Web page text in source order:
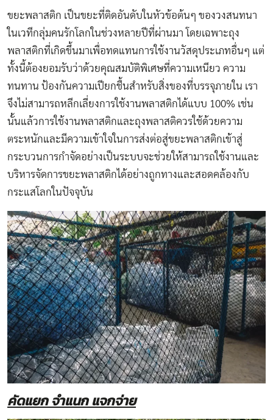
ขยะพลาสติก เป็นขยะที่ติดอันดับในหัวข้อต้นๆ ของวงสนทนา
ในเวทีกลุ่มคนรักโลกในช่วงหลายปีที่ผ่านมา โดยเฉพาะถุง
พลาสติกที่เกิดขึ้นมาเพื่อทดแทนการใช้งานวัสดุประเภทอื่นๆ แต่
ทั้งนี้ต้องยอมรับว่าด้วยคุณสมบัติพิเศษที่ความเหนียว ความ
ทนทาน ป้องกันความเปียกชื้นสำหรับสิ่งของที่บรรจุภายใน เรา
จึงไม่สามารถหลีกเลี่ยงการใช้งานพลาสติกได้แบบ 100% เช่น
นั้นแล้วการใช้งานพลาสติกและถุงพลาสติควรใช้ด้วยความ
ตระหนักและมีความเข้าใจในการส่งต่อสู่ขยะพลาสติกเข้าสู่
กระบวนการกำจัดอย่างเป็นระบบจะช่วยให้สามารถใช้งานและ
บริหารจัดการขยะพลาสติกได้อย่างถูกทางและสอดคล้องกับ
กระแสโลกในปัจจุบัน
คัดแยก จำแนก แจกจ่าย